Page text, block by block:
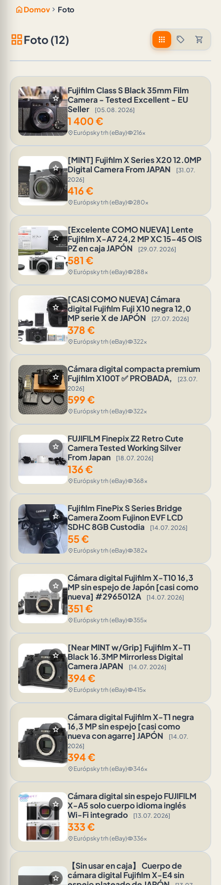
home Domov chevron_right Foto
grid_viewFoto (12) apps sell shopping_cart
star
Fujifilm Class S Black 35mm Film
Camera - Tested Excellent - EU
Seller
[05.08. 2026]
1 400 €
location_on Európsky trh (eBay)visibility216x
star
[MINT] Fujifilm X Series X20 12.0MP
Digital Camera From JAPAN
[31.07.
2026]
416€
location_on Európsky trh (eBay)visibility280x
star
[Excelente COMO NUEVA] Lente
Fujifilm X-A7 24,2 MP XC 15-45 OIS
PZ en caja JAPÓN
[29.07. 2026]
581 €
location_on Európsky trh (eBay)visibility288x
star
[CASI COMO NUEVA] Cámara
digital Fujifilm Fuji X10 negra 12,0
MP serie X de JAPÓN
[27.07. 2026]
378 €
location_on Európsky trh (eBay)visibility322x
star
Cámara digital compacta premium
Fujifilm X100T ✅ PROBADA,
[23.07.
2026]
599€
location_on Európsky trh (eBay)visibility322x
star
FUJIFILM Finepix Z2 Retro Cute
Camera Tested Working Silver
From Japan
[18.07. 2026]
136€
location_on Európsky trh (eBay)visibility368x
star
Fujifilm FinePix S Series Bridge
Camera Zoom Fujinon EVF LCD
SDHC 8GB Custodia
[14.07. 2026]
55€
location_on Európsky trh (eBay)visibility382x
star
Cámara digital Fujifilm X-T10 16,3
MP sin espejo de Japón [casi como
nueva] #2965012A
[14.07. 2026]
351 €
location_on Európsky trh (eBay)visibility355x
star
[Near MINT w/Grip] Fujifilm X-T1
Black 16.3MP Mirrorless Digital
Camera JAPAN
[14.07. 2026]
394€
location_on Európsky trh (eBay)visibility415x
star
Cámara digital Fujifilm X-T1 negra
16,3 MP sin espejo [casi como
nueva con agarre] JAPÓN
[14.07.
2026]
394€
location_on Európsky trh (eBay)visibility346x
star
Cámara digital sin espejo FUJIFILM
X-A5 solo cuerpo idioma inglés
Wi-Fi integrado
[13.07. 2026]
333€
location_on Európsky trh (eBay)visibility336x
star
【Sin usar en caja】 Cuerpo de
cámara digital Fujifilm X-E4 sin